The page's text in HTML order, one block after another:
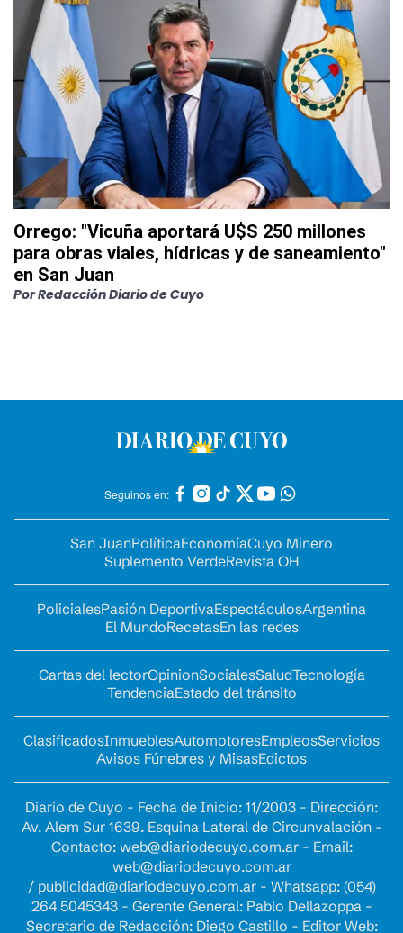
Orrego: "Vicuña aportará U$S 250 millones
para obras viales, hídricas y de saneamiento"
en San Juan
PorRedacción Diario de Cuyo
Seguinos en:
San JuanPolíticaEconomíaCuyo Minero
Suplemento VerdeRevista OH
PolicialesPasión DeportivaEspectáculosArgentina
El MundoRecetasEn las redes
Cartas del lectorOpinionSocialesSaludTecnología
TendenciaEstado del tránsito
ClasificadosInmueblesAutomotoresEmpleosServicios
Avisos Fúnebres y MisasEdictos
Diario de Cuyo - Fecha de Inicio: 11/2003 - Dirección:
Av. Alem Sur 1639. Esquina Lateral de Circunvalación -
Contacto: web@diariodecuyo.com.ar- Email:
web@diariodecuyo.com.ar
/ publicidad@diariodecuyo.com.ar- Whatsapp: (054)
264 5045343 - Gerente General: Pablo Dellazoppa -
Secretario de Redacción: Diego Castillo - Editor Web: